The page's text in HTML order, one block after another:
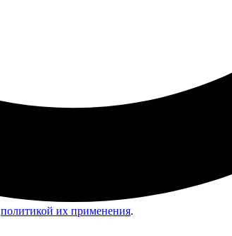
политикой их применения.